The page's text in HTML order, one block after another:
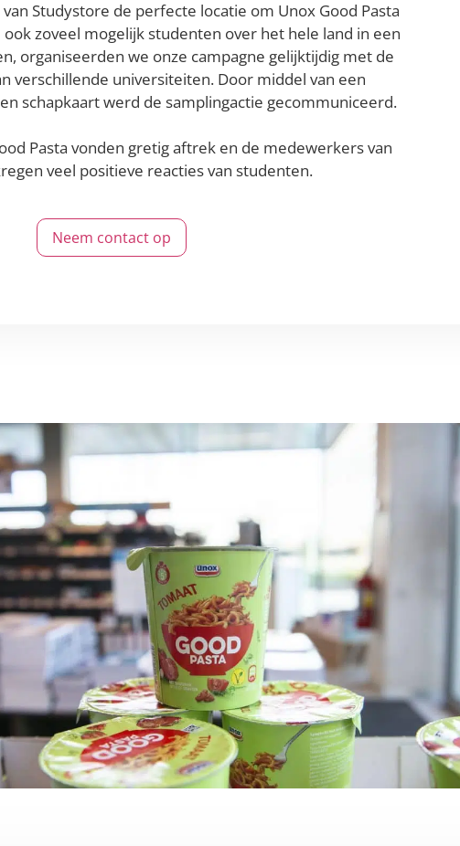
Studystore de perfecte locatie om Unox Good Pasta
zoveel mogelijk studenten over het hele land in een
organiseerden we onze campagne gelijktijdig met de
verschillende universiteiten. Door middel van een
schapkaart werd de samplingactie gecommuniceerd.
Pasta vonden gretig aftrek en de medewerkers van
veel positieve reacties van studenten.
Neem contact op